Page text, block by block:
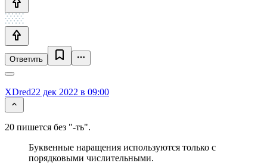
Ответить
XDred22 дек 2022 в 09:00
20 пишется без "-ть".
Буквенные наращения используются только с
порядковыми числительными.